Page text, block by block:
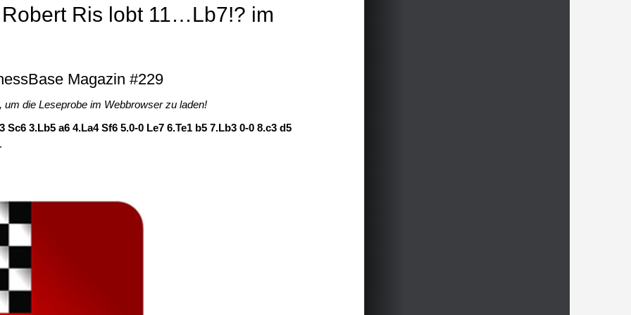
die man als erfolgreicher
als Download (inkl. Heft als pdf-
Ris lobt 11…Lb7!? im
Magazin #229
die Leseprobe im Webbrowser zu laden!
Sc6 3.Lb5 a6 4.La4 Sf6 5.0-0 Le7 6.Te1 b5 7.Lb3 0-0 8.c3 d5
.